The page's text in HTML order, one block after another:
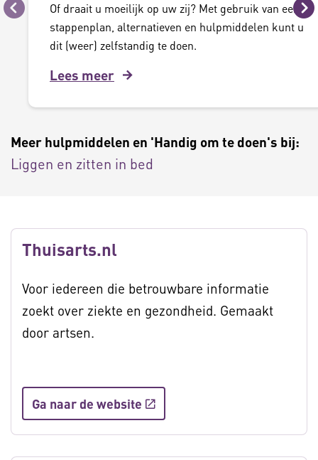
Vorige
Of draait u moeilijk op uw zij? Met gebruik van een
stappenplan, alternatieven en hulpmiddelen kunt u
dit (weer) zelfstandig te doen.
Lees meer
Meer hulpmiddelen en 'Handig om te doen's bij:
Liggen en zitten in bed
Thuisarts.nl
Voor iedereen die betrouwbare informatie
zoekt over ziekte en gezondheid. Gemaakt
door artsen.
Ga naar de website